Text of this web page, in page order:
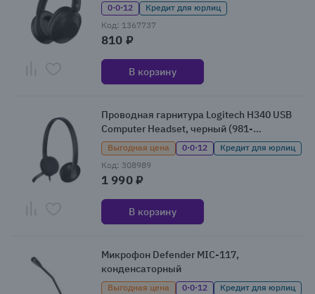
0·0·12
Кредит для юрлиц
Код: 1367737
810 ₽
В корзину
Проводная гарнитура Logitech H340 USB
Computer Headset, черный (981-
000475/981-000509/981-000477)
Выгодная цена 0·0·12
Кредит для юрлиц
Код: 308989
1 990 ₽
В корзину
Микрофон Defender MIC-117,
конденсаторный
Выгодная цена 0·0·12
Кредит для юрлиц